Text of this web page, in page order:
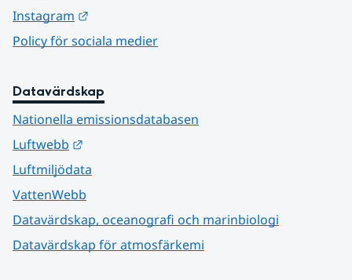
Instagram
Policy för sociala medier
Datavärdskap
Nationella emissionsdatabasen
Luftwebb
Luftmiljödata
VattenWebb
Datavärdskap, oceanografi och marinbiologi
Datavärdskap för atmosfärkemi